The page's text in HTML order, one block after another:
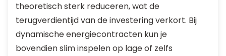
theoretisch sterk reduceren, wat de
terugverdientijd van de investering verkort. Bij
dynamische energiecontracten kun je
bovendien slim inspelen op lage of zelfs